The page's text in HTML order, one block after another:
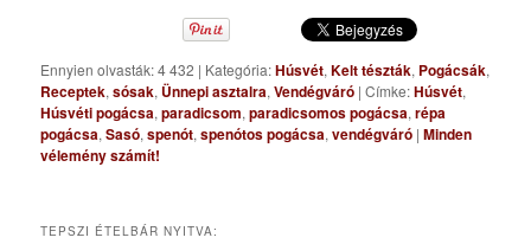
Ennyien olvasták: 4 432 | Kategória:Húsvét,Kelt tészták, Pogácsák,
Receptek,sósak, Ünnepi asztalra,Vendégváró |Címke:Húsvét,
Húsvéti pogácsa,paradicsom,paradicsomos pogácsa,répa
pogácsa,Sasó,spenót,spenótos pogácsa,vendégváró |Minden
vélemény számít!
TEPSZI ÉTELBÁR NYITVA: